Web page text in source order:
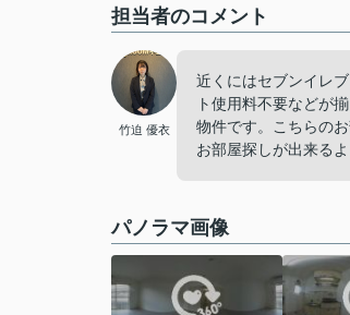
担当者のコメント
竹迫 優衣
近くにはセブンイレ
ト使用料不要などが
物件です。こちらの
お部屋探しが出来る
パノラマ画像